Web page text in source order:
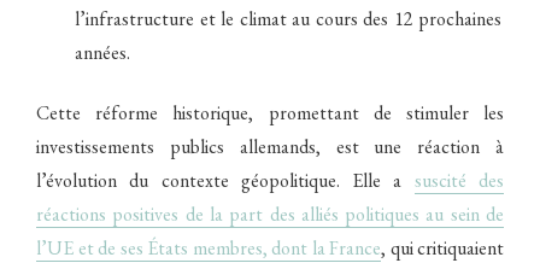
l’infrastructure et le climat au cours des 12 prochaines
années.
Cette réforme historique, promettant de stimuler les
investissements publics allemands, est une réaction à
l’évolution du contexte géopolitique. Elle a suscité des
réactions positives de la part des alliés politiques au sein de
l’UE et de ses États membres, dont la France, qui critiquaient